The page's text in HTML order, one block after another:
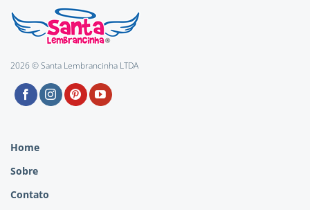
2026 © Santa Lembrancinha LTDA
Home
Sobre
Contato